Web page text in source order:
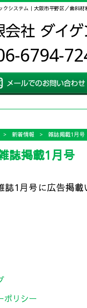
クシステム｜大阪市平野区／歯科材
6794-
> 新着情報 > 雑誌掲載1月号
誌掲載1月号
誌1月号に広告掲載
ポリシー